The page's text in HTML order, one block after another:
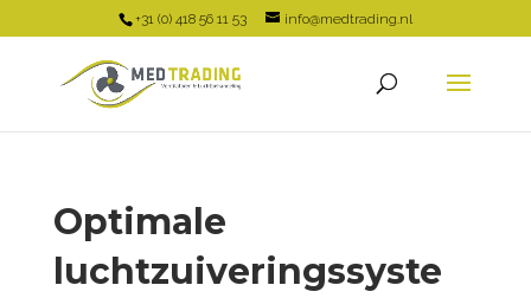
+31 (0) 418 56 11 53 info@medtrading.nl
Optimale
luchtzuiveringssyste